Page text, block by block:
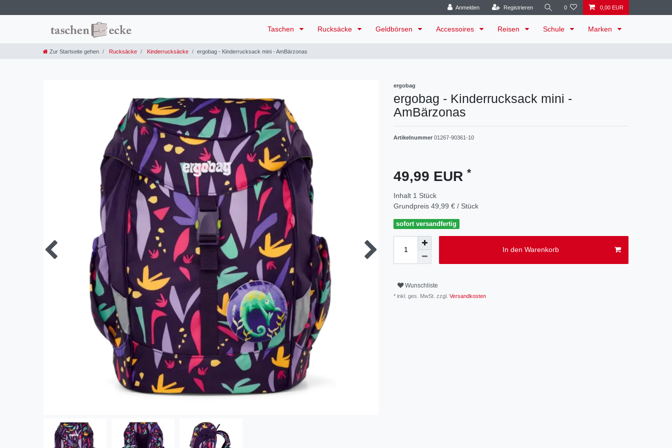
Anmelden Registrieren 0 0,00 EUR
Taschen Rucksäcke Geldbörsen Accessoires Reisen Schule Marken
Zur Startseite gehen Rucksäcke Kinderrucksäcke ergobag - Kinderrucksack mini - AmBärzonas
ergobag
ergobag - Kinderrucksack mini -
AmBärzonas
Artikelnummer 01267-90361-10
49,99 EUR *
Inhalt 1 Stück
Grundpreis 49,99 € / Stück
sofort versandfertig
In den Warenkorb
Wunschliste
* inkl. ges. MwSt. zzgl. Versandkosten